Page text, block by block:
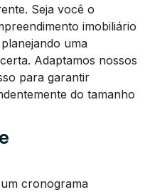
Seja você o
imobiliário
uma
Adaptamos nossos
para garantir
do tamanho
cronograma